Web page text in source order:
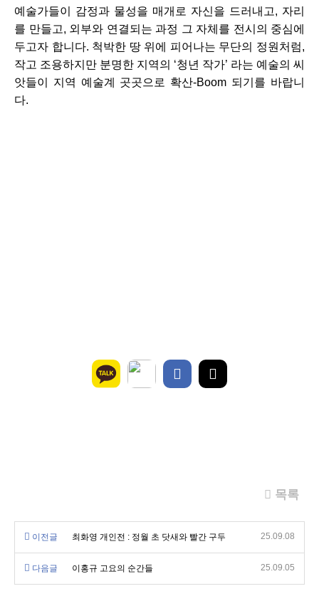
예술가들이 감정과 물성을 매개로 자신을 드러내고, 자리
를 만들고, 외부와 연결되는 과정 그 자체를 전시의 중심에
두고자 합니다. 척박한 땅 위에 피어나는 무단의 정원처럼,
작고 조용하지만 분명한 지역의 ‘청년 작가’ 라는 예술의 씨
앗들이 지역 예술계 곳곳으로 확산-Boom 되기를 바랍니
다.
목록
이전글 최화영 개인전 : 정월 초 닷새와 빨간 구두 25.09.08
다음글 이홍규 고요의 순간들 25.09.05